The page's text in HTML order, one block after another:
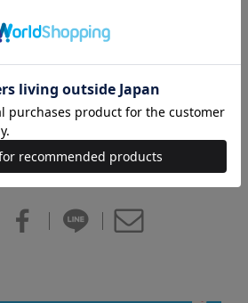
快適。シックなカラーリングなので、オフ
シーンを選ばず使えます。軽いので、折り
年10月現在の編集部調べによるものです。
が変更になる場合があります。あらかじめ
れ・欠品の際はご容赦ください。